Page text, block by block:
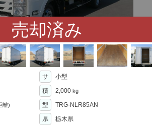
売却済み
サ
小型
積 2,000 kg
離) 型
TRG-NLR85AN
県 栃木県